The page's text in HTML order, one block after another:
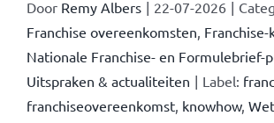
Door Remy Albers | 22-07-2026 |
Franchise overeenkomsten,
Nationale Franchise- en Formulebrief-
Uitspraken & actualiteiten | Label:
franchiseovereenkomst, knowhow,